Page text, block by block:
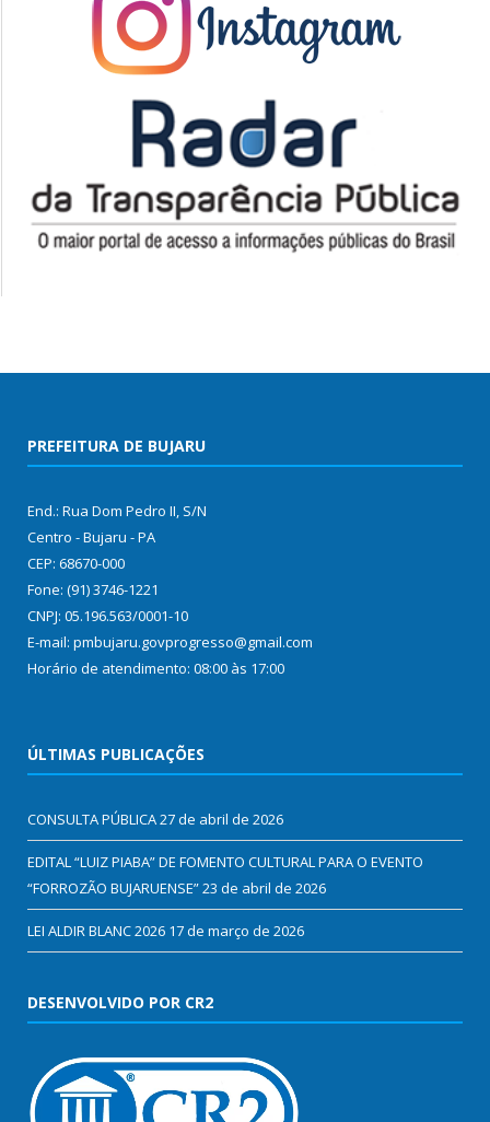
PREFEITURA DE BUJARU
End.: Rua Dom Pedro II, S/N
Centro - Bujaru - PA
CEP: 68670-000
Fone: (91) 3746-1221
CNPJ: 05.196.563/0001-10
E-mail: pmbujaru.govprogresso@gmail.com
Horário de atendimento: 08:00 às 17:00
ÚLTIMAS PUBLICAÇÕES
CONSULTA PÚBLICA27 de abril de 2026
EDITAL “LUIZ PIABA” DE FOMENTO CULTURAL PARA O EVENTO
“FORROZÃO BUJARUENSE”23 de abril de 2026
LEI ALDIR BLANC 2026 17 de março de 2026
DESENVOLVIDO POR CR2